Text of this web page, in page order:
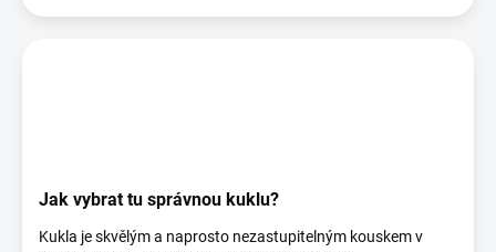
Jak vybrat tu správnou kuklu?
Kukla je skvělým a naprosto nezastupitelným kouskem v